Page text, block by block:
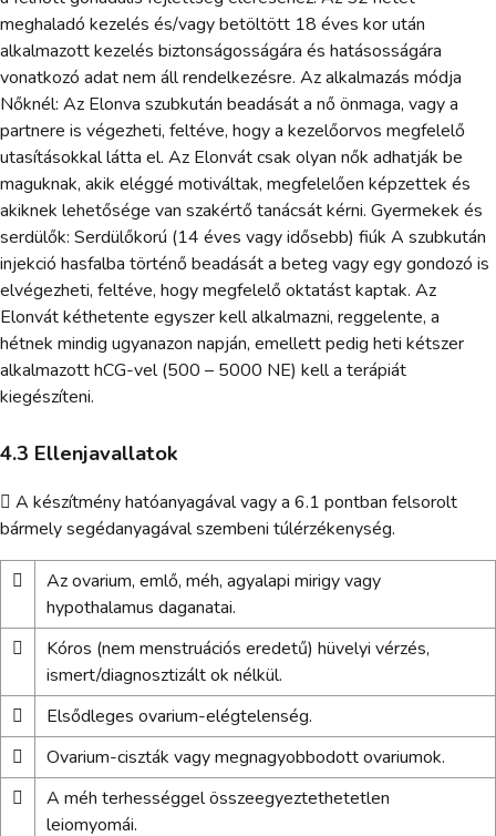
meghaladó kezelés és/vagy betöltött 18 éves kor után
alkalmazott kezelés biztonságosságára és hatásosságára
vonatkozó adat nem áll rendelkezésre. Az alkalmazás módja
Nőknél: Az Elonva szubkután beadását a nő önmaga, vagy a
partnere is végezheti, feltéve, hogy a kezelőorvos megfelelő
utasításokkal látta el. Az Elonvát csak olyan nők adhatják be
maguknak, akik eléggé motiváltak, megfelelően képzettek és
akiknek lehetősége van szakértő tanácsát kérni. Gyermekek és
serdülők: Serdülőkorú (14 éves vagy idősebb) fiúk A szubkután
injekció hasfalba történő beadását a beteg vagy egy gondozó is
elvégezheti, feltéve, hogy megfelelő oktatást kaptak. Az
Elonvát kéthetente egyszer kell alkalmazni, reggelente, a
hétnek mindig ugyanazon napján, emellett pedig heti kétszer
alkalmazott hCG-vel (500 – 5000 NE) kell a terápiát
kiegészíteni.
4.3 Ellenjavallatok
 A készítmény hatóanyagával vagy a 6.1 pontban felsorolt
bármely segédanyagával szembeni túlérzékenység.

Az ovarium, emlő, méh, agyalapi mirigy vagy
hypothalamus daganatai.

Kóros (nem menstruációs eredetű) hüvelyi vérzés,
ismert/diagnosztizált ok nélkül.

Elsődleges ovarium-elégtelenség.

Ovarium-ciszták vagy megnagyobbodott ovariumok.

A méh terhességgel összeegyeztethetetlen
leiomyomái.